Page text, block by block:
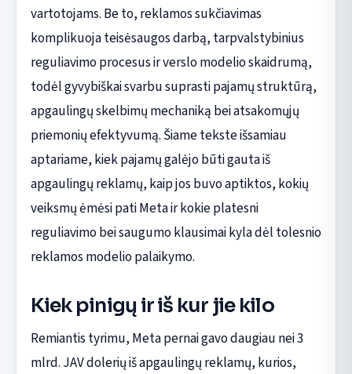
vartotojams. Be to, reklamos sukčiavimas
komplikuoja teisėsaugos darbą, tarpvalstybinius
reguliavimo procesus ir verslo modelio skaidrumą,
todėl gyvybiškai svarbu suprasti pajamų struktūrą,
apgaulingų skelbimų mechaniką bei atsakomųjų
priemonių efektyvumą. Šiame tekste išsamiau
aptariame, kiek pajamų galėjo būti gauta iš
apgaulingų reklamų, kaip jos buvo aptiktos, kokių
veiksmų ėmėsi pati Meta ir kokie platesni
reguliavimo bei saugumo klausimai kyla dėl tolesnio
reklamos modelio palaikymo.
Kiek pinigų ir iš kur jie kilo
Remiantis tyrimu, Meta pernai gavo daugiau nei 3
mlrd. JAV dolerių iš apgaulingų reklamų, kurios,